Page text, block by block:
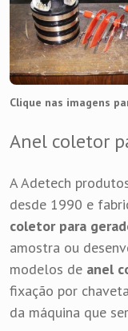
Clique nas imagens
Anel coletor
A Adetech
desde 1990 e
coletor para
amostra ou
modelos de anel
fixação por
da máquina que